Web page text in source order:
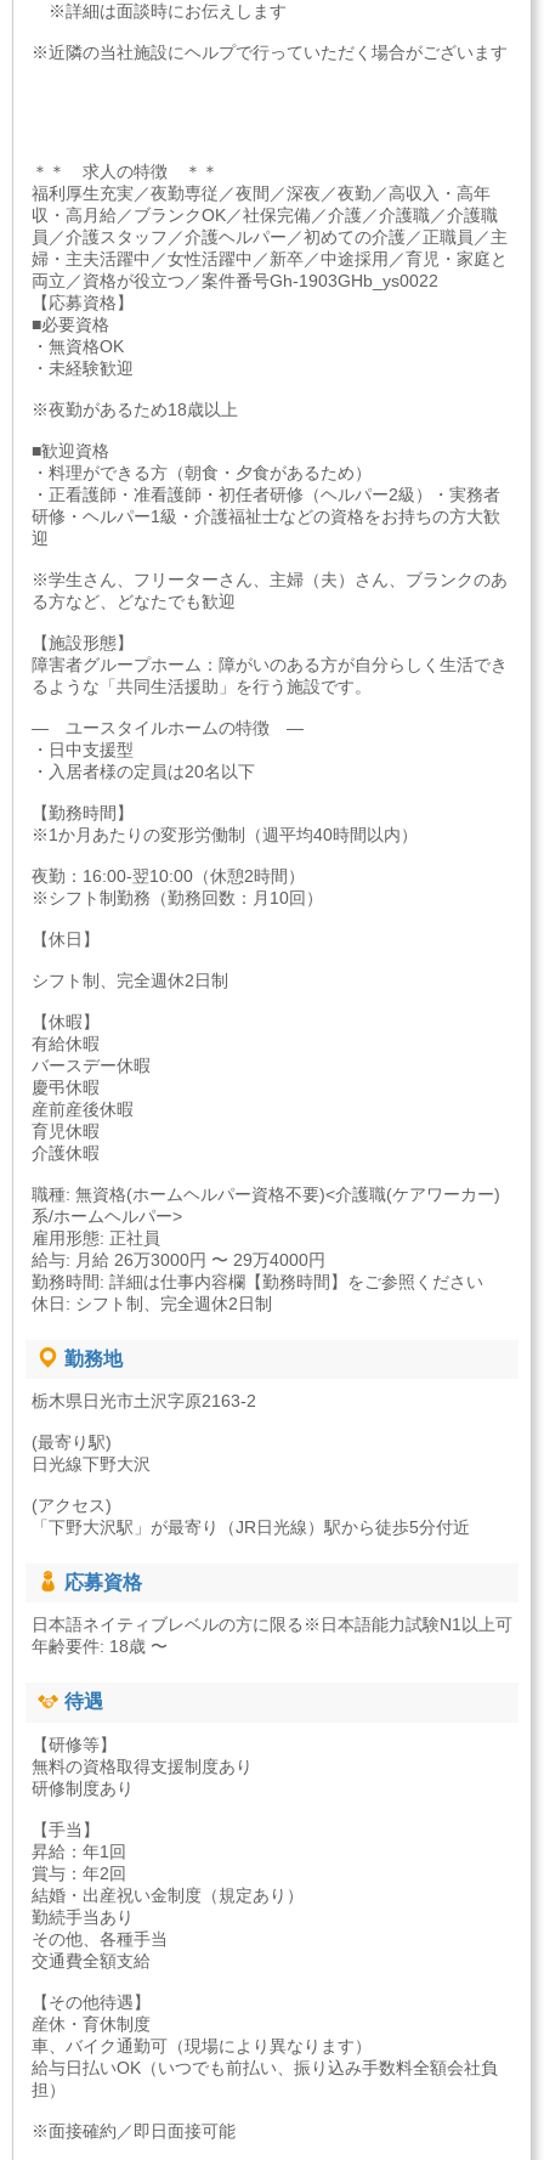
※詳細は面談時にお伝えします
※近隣の当社施設にヘルプで行っていただく場合がございます
＊＊ 求人の特徴 ＊＊
福利厚生充実／夜勤専従／夜間／深夜／夜勤／高収入・高年
収・高月給／ブランクOK／社保完備／介護／介護職／介護職
員／介護スタッフ／介護ヘルパー／初めての介護／正職員／主
婦・主夫活躍中／女性活躍中／新卒／中途採用／育児・家庭と
両立／資格が役立つ／案件番号Gh-1903GHb_ys0022
【応募資格】
■必要資格
・無資格OK
・未経験歓迎
※夜勤があるため18歳以上
■歓迎資格
・料理ができる方（朝食・夕食があるため）
・正看護師・准看護師・初任者研修（ヘルパー2級）・実務者
研修・ヘルパー1級・介護福祉士などの資格をお持ちの方大歓
迎
※学生さん、フリーターさん、主婦（夫）さん、ブランクのあ
る方など、どなたでも歓迎
【施設形態】
障害者グループホーム：障がいのある方が自分らしく生活でき
るような「共同生活援助」を行う施設です。
― ユースタイルホームの特徴 ―
・日中支援型
・入居者様の定員は20名以下
【勤務時間】
※1か月あたりの変形労働制（週平均40時間以内）
夜勤：16:00-翌10:00（休憩2時間）
※シフト制勤務（勤務回数：月10回）
【休日】
シフト制、完全週休2日制
【休暇】
有給休暇
バースデー休暇
慶弔休暇
産前産後休暇
育児休暇
介護休暇
職種: 無資格(ホームヘルパー資格不要)<介護職(ケアワーカー)
系/ホームヘルパー>
雇用形態: 正社員
給与: 月給 26万3000円 〜 29万4000円
勤務時間: 詳細は仕事内容欄【勤務時間】をご参照ください
休日: シフト制、完全週休2日制
勤務地
栃木県日光市土沢字原2163-2
(最寄り駅)
日光線下野大沢
(アクセス)
「下野大沢駅」が最寄り（JR日光線）駅から徒歩5分付近
応募資格
日本語ネイティブレベルの方に限る※日本語能力試験N1以上可
年齢要件: 18歳 〜
待遇
【研修等】
無料の資格取得支援制度あり
研修制度あり
【手当】
昇給：年1回
賞与：年2回
結婚・出産祝い金制度（規定あり）
勤続手当あり
その他、各種手当
交通費全額支給
【その他待遇】
産休・育休制度
車、バイク通勤可（現場により異なります）
給与日払いOK（いつでも前払い、振り込み手数料全額会社負
担）
※面接確約／即日面接可能